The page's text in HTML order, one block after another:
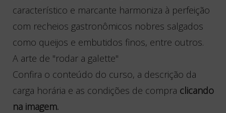
característico e marcante harmoniza à perfeição
com recheios gastronômicos nobres salgados
como queijos e embutidos finos, entre outros.
A arte de "rodar a galette"
Confira o conteúdo do curso, a descrição da
carga horária e as condições de compra clicando
na imagem.